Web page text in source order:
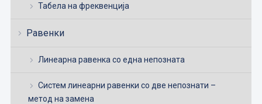
Табела на фреквенција
Равенки
Линеарна равенка со една непозната
Систем линеарни равенки со две непознати –
метод на замена